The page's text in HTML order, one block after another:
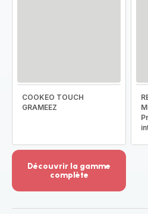
COOKEO TOUCH
GRAMEEZ
Découvrir la gamme
complète
-